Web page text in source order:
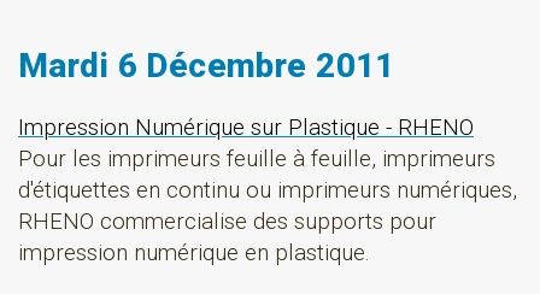
Mardi 6 Décembre 2011
Impression Numérique sur Plastique - RHENO
Pour les imprimeurs feuille à feuille, imprimeurs
d'étiquettes en continu ou imprimeurs numériques,
RHENO commercialise des supports pour
impression numérique en plastique.